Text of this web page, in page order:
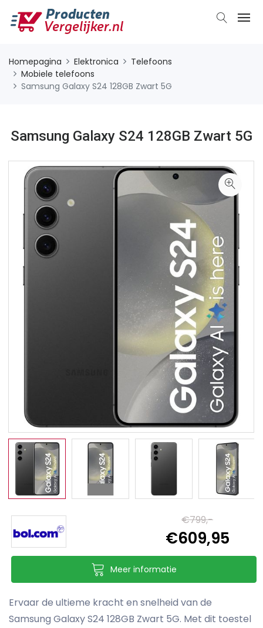
Homepagina Elektronica
Telefoons
Mobiele telefoons
Samsung Galaxy S24 128GB Zwart 5G
Samsung Galaxy S24 128GB Zwart 5G
€799,-
€609,95
Meer informatie
Ervaar de ultieme kracht en snelheid van de
Samsung Galaxy S24 128GB Zwart 5G. Met dit toestel